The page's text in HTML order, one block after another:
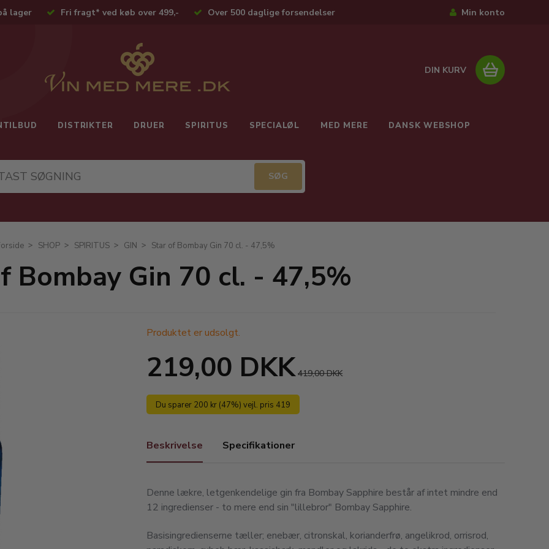
lager Fri fragt* ved køb over 499,- Over 500 daglige forsendelser Min konto
DIN KURV
DISTRIKTER DRUER SPIRITUS SPECIALØL MED MERE DANSK WEBSHOP
SHOP SPIRITUS GIN Star of Bombay Gin 70 cl. - 47,5%
Bombay Gin 70 cl. - 47,5%
Produktet er udsolgt.
219,00 DKK 419,00 DKK
Du sparer 200 kr (47%) vejl. pris 419
Beskrivelse Specifikationer
Denne lækre, letgenkendelige gin fra Bombay Sapphire består af intet mindre end
12 ingredienser - to mere end sin "lillebror" Bombay Sapphire.
Basisingredienserne tæller; enebær, citronskal, korianderfrø, angelikrod, orrisrod,